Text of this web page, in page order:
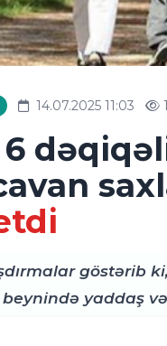
14.07.2025 11:03
6
göstərib
yaddaş və